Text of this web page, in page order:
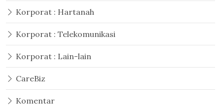
Korporat : Hartanah
Korporat : Telekomunikasi
Korporat : Lain-lain
CareBiz
Komentar